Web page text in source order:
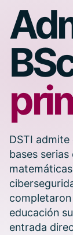
DSTI
bases
educación
entrada